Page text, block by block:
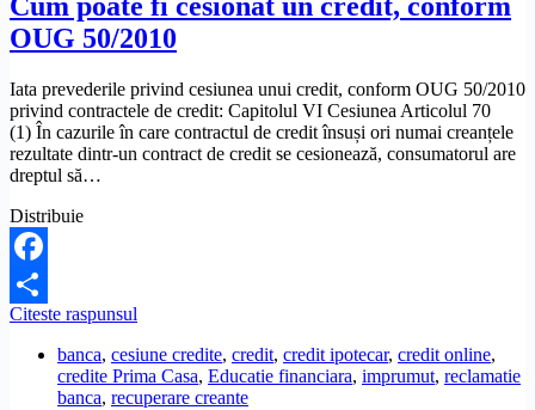
OUG 50/2010
Iata prevederile privind cesiunea unui credit, conform OUG 50/2010
privind contractele de credit: Capitolul VI Cesiunea Articolul 70
(1) În cazurile în care contractul de credit însuși ori numai creanțele
rezultate dintr-un contract de credit se cesionează, consumatorul are
dreptul să…
Distribuie
Facebook
Share
Citeste raspunsul
fi
cesionat
un
banca, cesiune credite, credit, credit ipotecar, credit online,
credite Prima Casa, Educatie financiara, imprumut, reclamatie
banca, recuperare creante